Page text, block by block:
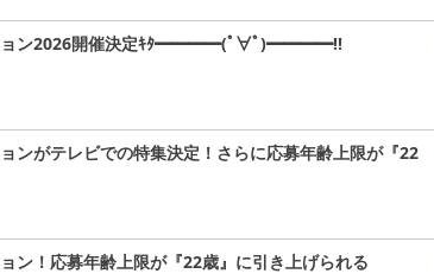
ション2026開催決定ｷﾀ━━━━(ﾟ∀ﾟ)━━━━!!
ンがテレビでの特集決定！さらに応募年齢上限が『22
ン！応募年齢上限が『22歳』に引き上げられる